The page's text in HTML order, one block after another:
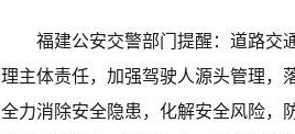
福建公安交警部门提醒：道路交
理主体责任，加强驾驶人源头管理，
全力消除安全隐患，化解安全风险，